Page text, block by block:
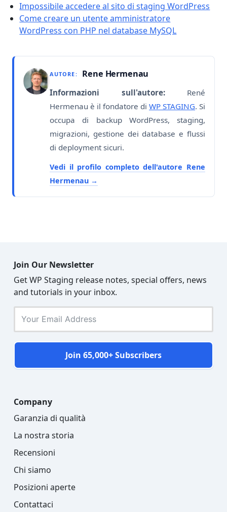
Impossibile accedere al sito di staging WordPress
Come creare un utente amministratore
WordPress con PHP nel database MySQL
AUTORE: Rene Hermenau
Informazioni sull'autore:René
Hermenau è il fondatore di WP STAGING. Si
occupa di backup WordPress, staging,
migrazioni, gestione dei database e flussi
di deployment sicuri.
Vedi il profilo completo dell'autore Rene
Hermenau
Join Our Newsletter
Get WP Staging release notes, special offers, news
and tutorials in your inbox.
Join 65,000+ Subscribers
Company
Garanzia di qualità
La nostra storia
Recensioni
Chi siamo
Posizioni aperte
Contattaci